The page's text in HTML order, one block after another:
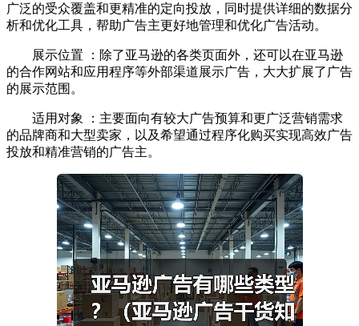
广泛的受众覆盖和更精准的定向投放，同时提供详细的数据分
析和优化工具，帮助广告主更好地管理和优化广告活动。
展示位置 ：除了亚马逊的各类页面外，还可以在亚马逊
的合作网站和应用程序等外部渠道展示广告，大大扩展了广告
的展示范围。
适用对象 ：主要面向有较大广告预算和更广泛营销需求
的品牌商和大型卖家，以及希望通过程序化购买实现高效广告
投放和精准营销的广告主。